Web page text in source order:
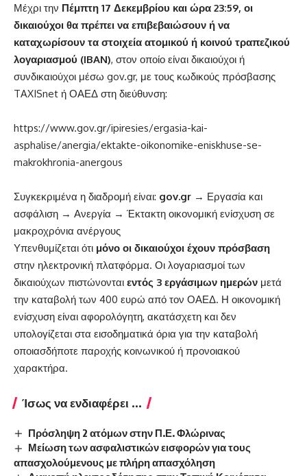
Μέχρι την Πέμπτη 17 Δεκεμβρίου και ώρα 23:59, οι
δικαιούχοι θα πρέπει να επιβεβαιώσουν ή να
καταχωρίσουν τα στοιχεία ατομικού ή κοινού τραπεζικού
λογαριασμού (IBAN), στον οποίο είναι δικαιούχοι ή
συνδικαιούχοι μέσω gov.gr, με τους κωδικούς πρόσβασης
TAXISnet ή ΟΑΕΔ στη διεύθυνση:
https://www.gov.gr/ipiresies/ergasia-kai-
asphalise/anergia/ektakte-oikonomike-eniskhuse-se-
makrokhronia-anergous
Συγκεκριμένα η διαδρομή είναι: gov.gr → Εργασία και
ασφάλιση → Ανεργία → Έκτακτη οικονομική ενίσχυση σε
μακροχρόνια ανέργους
Υπενθυμίζεται ότι μόνο οι δικαιούχοι έχουν πρόσβαση
στην ηλεκτρονική πλατφόρμα. Οι λογαριασμοί των
δικαιούχων πιστώνονται εντός 3 εργάσιμων ημερών μετά
την καταβολή των 400 ευρώ από τον ΟΑΕΔ. Η οικονομική
ενίσχυση είναι αφορολόγητη, ακατάσχετη και δεν
υπολογίζεται στα εισοδηματικά όρια για την καταβολή
οποιασδήποτε παροχής κοινωνικού ή προνοιακού
χαρακτήρα.
Ίσως να ενδιαφέρει ...
Πρόσληψη 2 ατόμων στην Π.Ε. Φλώρινας
Μείωση των ασφαλιστικών εισφορών για τους
απασχολούμενους με πλήρη απασχόληση